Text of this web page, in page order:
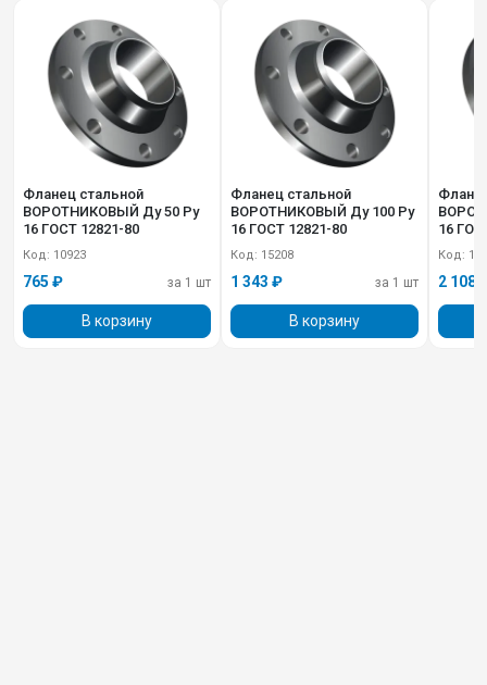
Фланец стальной
ВОРОТНИКОВЫЙ Ду 50 Pу
16 ГОСТ 12821-80
Код: 10923
765 ₽ за 1 шт
В корзину
Фланец стальной
ВОРОТНИКОВЫЙ Ду 100 Pу
16 ГОСТ 12821-80
Код: 15208
1 343 ₽ за 1 шт
В корзину
16
Код:
2 108